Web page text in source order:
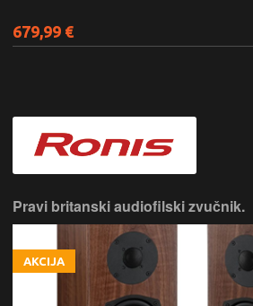
679,99 €
Pravi britanski audiofilski zvučnik.
AKCIJA